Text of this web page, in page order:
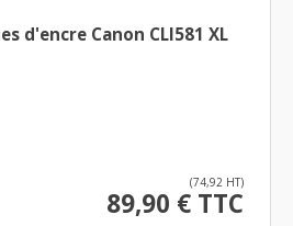
d'encre Canon CLI581 XL
(74,92 HT)
89,90 € TTC